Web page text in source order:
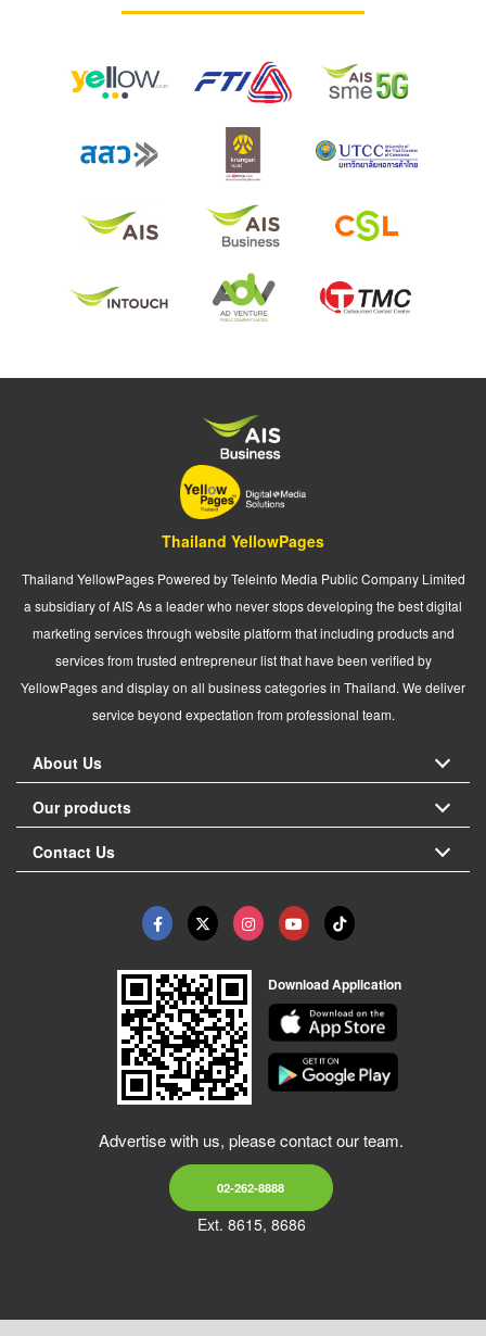
Thailand YellowPages
Thailand YellowPages Powered by Teleinfo Media Public Company Limited
a subsidiary of AIS As a leader who never stops developing the best digital
marketing services through website platform that including products and
services from trusted entrepreneur list that have been verified by
YellowPages and display on all business categories in Thailand. We deliver
service beyond expectation from professional team.
About Us
Our products
Contact Us
Download Application
Advertise with us, please contact our team.
02-262-8888
Ext. 8615, 8686